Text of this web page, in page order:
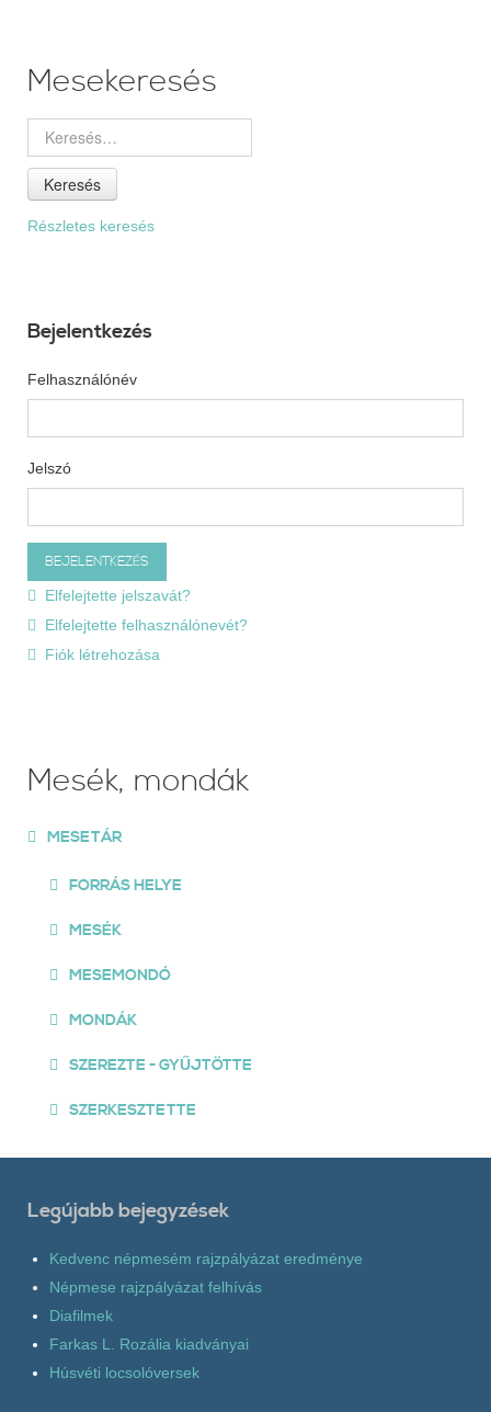
Mesekeresés
Keresés
Részletes keresés
Bejelentkezés
Felhasználónév
Jelszó
Elfelejtette jelszavát?
Elfelejtette felhasználónevét?
Fiók létrehozása
Mesék, mondák
MESETÁR
FORRÁS HELYE
MESÉK
MESEMONDÓ
MONDÁK
SZEREZTE - GYŰJTÖTTE
SZERKESZTETTE
Legújabb bejegyzések
Kedvenc népmesém rajzpályázat eredménye
Népmese rajzpályázat felhívás
Diafilmek
Farkas L. Rozália kiadványai
Húsvéti locsolóversek